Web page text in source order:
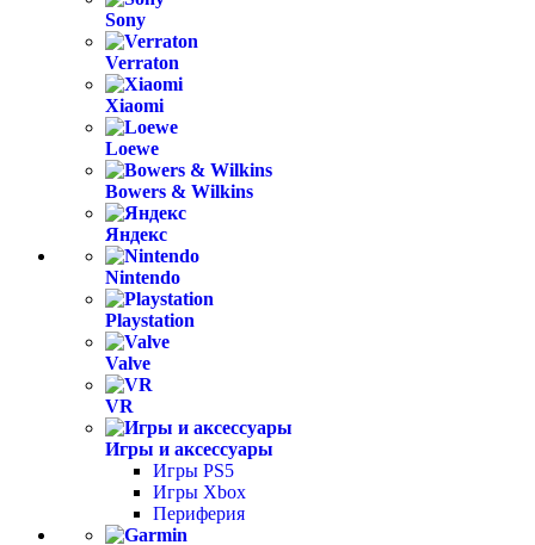
Sony
Verraton
Xiaomi
Loewe
Bowers & Wilkins
Яндекс
Nintendo
Playstation
Valve
VR
Игры и аксессуары
Игры PS5
Игры Xbox
Периферия